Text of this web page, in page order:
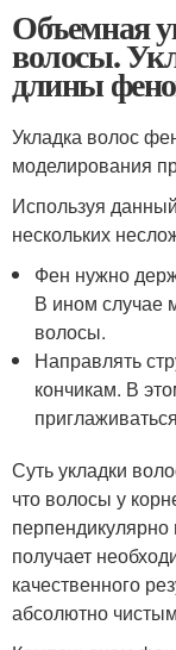
Объемная
волосы.
длины
Укладка волос
моделирования
Используя
нескольких
Фен нужно
В ином случае
волосы.
Направлять
кончикам. В
Суть укладки
что волосы у
перпендикулярно
получает
качественного
абсолютно